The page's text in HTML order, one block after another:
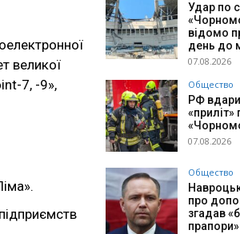
великої
7, -9»,
Удар по
відомо
день до
07.08.2026
Общество
РФ
«приліт»
07.08.2026
Общество
про
згадав
прапори»